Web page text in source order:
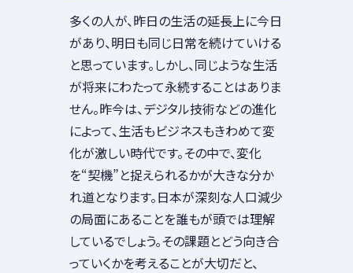
多くの人が、昨日の生活の延長上に今日
があり、明日も同じ日常を続けていける
と思っています。しかし、同じような生活
が将来にわたって永続することはありま
せん。昨今は、デジタル技術などの進化
によって、生活もビジネスもきわめて変
化が激しい時代です。その中で、変化
を“契機”と捉えられるかが大きな分か
れ道となります。日本が深刻な人口減少
の局面にあることを誰もが頭では理解
しているでしょう。その課題とどう向き合
っていくかを考えることが大切だと、